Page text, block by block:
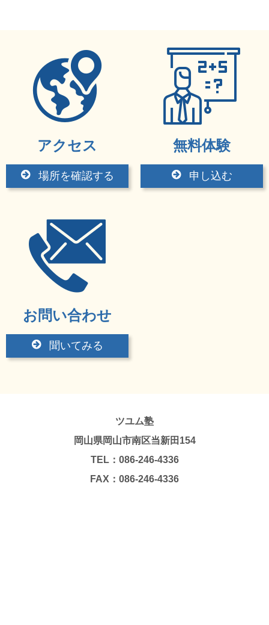
アクセス
場所を確認する
無料体験
申し込む
お問い合わせ
聞いてみる
ツユム塾
岡山県岡山市南区当新田154
TEL：086-246-4336
FAX：086-246-4336